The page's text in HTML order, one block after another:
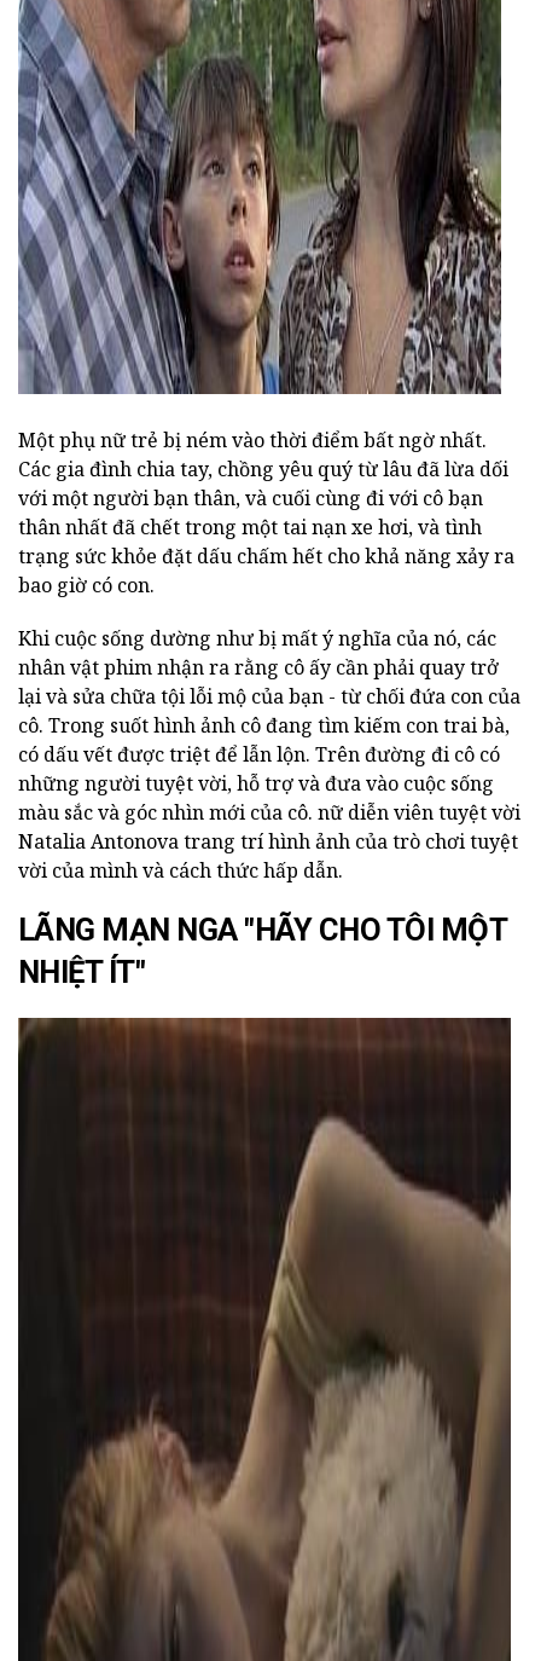
ad
Một phụ nữ trẻ bị ném vào thời điểm bất ngờ nhất.
Các gia đình chia tay, chồng yêu quý từ lâu đã lừa dối
với một người bạn thân, và cuối cùng đi với cô bạn
thân nhất đã chết trong một tai nạn xe hơi, và tình
trạng sức khỏe đặt dấu chấm hết cho khả năng xảy ra
bao giờ có con.
Khi cuộc sống dường như bị mất ý nghĩa của nó, các
nhân vật phim nhận ra rằng cô ấy cần phải quay trở
lại và sửa chữa tội lỗi mộ của bạn - từ chối đứa con của
cô. Trong suốt hình ảnh cô đang tìm kiếm con trai bà,
có dấu vết được triệt để lẫn lộn. Trên đường đi cô có
những người tuyệt vời, hỗ trợ và đưa vào cuộc sống
màu sắc và góc nhìn mới của cô. nữ diễn viên tuyệt vời
Natalia Antonova trang trí hình ảnh của trò chơi tuyệt
vời của mình và cách thức hấp dẫn.
LÃNG MẠN NGA "HÃY CHO TÔI MỘT
NHIỆT ÍT"